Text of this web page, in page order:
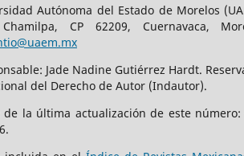
Autónoma del Estado de Morelos
CP 62209, Cuernavaca,
Jade Nadine Gutiérrez Hardt.
del Derecho de Autor (Indautor).
de la última actualización de este